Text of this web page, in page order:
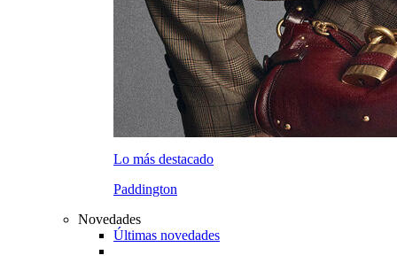
Lo más destacado
Paddington
Novedades
Últimas novedades